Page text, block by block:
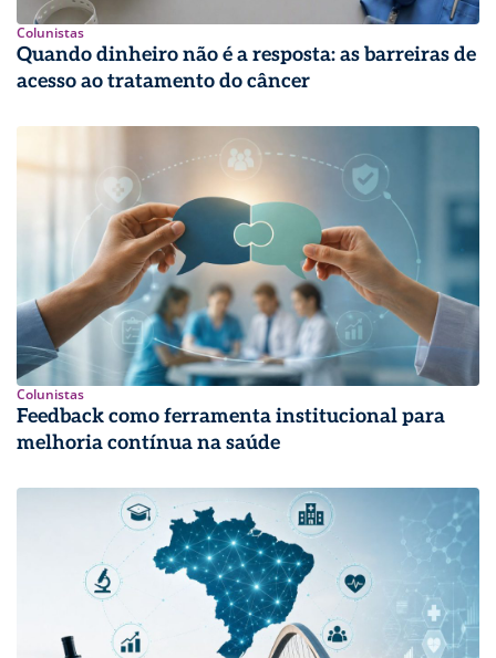
Colunistas
Quando dinheiro não é a resposta: as barreiras de
acesso ao tratamento do câncer
Colunistas
Feedback como ferramenta institucional para
melhoria contínua na saúde